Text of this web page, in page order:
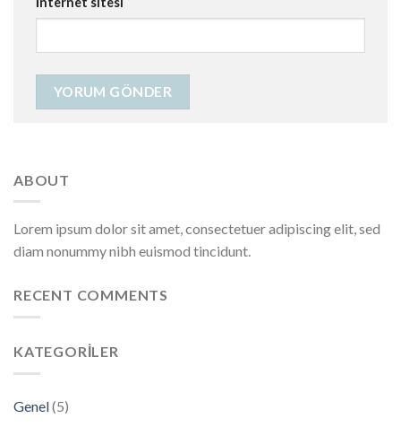
ABOUT
Lorem ipsum dolor sit amet, consectetuer adipiscing elit, sed
diam nonummy nibh euismod tincidunt.
RECENT COMMENTS
KATEGORILER
Genel(5)